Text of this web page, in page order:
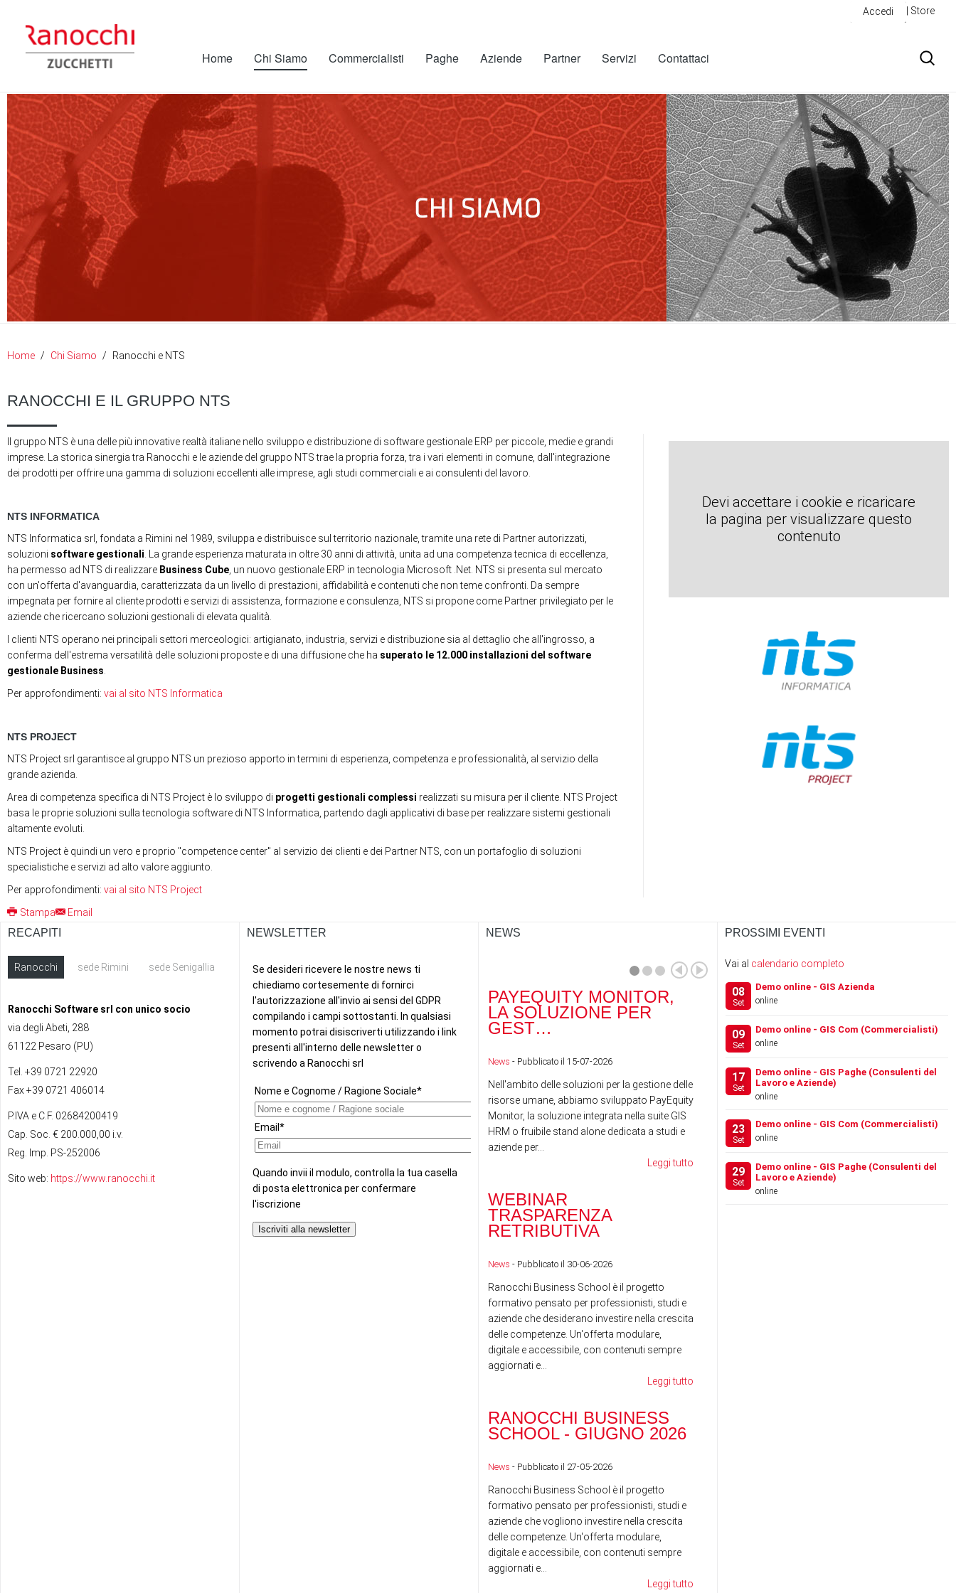
Accedi | Store
Home Chi Siamo Commercialisti Paghe Aziende Partner Servizi Contattaci
Home Chi Siamo Ranocchi e NTS
RANOCCHI E IL GRUPPO NTS
Il gruppo NTS è una delle più innovative realtà italiane nello sviluppo e distribuzione di software gestionale ERP per piccole, medie e grandi
imprese. La storica sinergia tra Ranocchi e le aziende del gruppo NTS trae la propria forza, tra i vari elementi in comune, dall'integrazione
dei prodotti per offrire una gamma di soluzioni eccellenti alle imprese, agli studi commerciali e ai consulenti del lavoro.
NTS INFORMATICA
NTS Informatica srl, fondata a Rimini nel 1989, sviluppa e distribuisce sul territorio nazionale, tramite una rete di Partner autorizzati,
soluzioni software gestionali . La grande esperienza maturata in oltre 30 anni di attività, unita ad una competenza tecnica di eccellenza,
ha permesso ad NTS di realizzare Business Cube , un nuovo gestionale ERP in tecnologia Microsoft .Net. NTS si presenta sul mercato
con un'offerta d'avanguardia, caratterizzata da un livello di prestazioni, affidabilità e contenuti che non teme confronti. Da sempre
impegnata per fornire al cliente prodotti e servizi di assistenza, formazione e consulenza, NTS si propone come Partner privilegiato per le
aziende che ricercano soluzioni gestionali di elevata qualità.
I clienti NTS operano nei principali settori merceologici: artigianato, industria, servizi e distribuzione sia al dettaglio che all'ingrosso, a
conferma dell'estrema versatilità delle soluzioni proposte e di una diffusione che ha superato le 12.000 installazioni del software
gestionale Business
Per approfondimenti: vai al sito NTS Informatica
NTS PROJECT
NTS Project srl garantisce al gruppo NTS un prezioso apporto in termini di esperienza, competenza e professionalità, al servizio della
grande azienda.
Area di competenza specifica di NTS Project è lo sviluppo di progetti gestionali complessi realizzati su misura per il cliente. NTS Project
basa le proprie soluzioni sulla tecnologia software di NTS Informatica, partendo dagli applicativi di base per realizzare sistemi gestionali
altamente evoluti.
NTS Project è quindi un vero e proprio "competence center" al servizio dei clienti e dei Partner NTS, con un portafoglio di soluzioni
specialistiche e servizi ad alto valore aggiunto.
Per approfondimenti: vai al sito NTS Project
Devi accettare i cookie e ricaricare
la pagina per visualizzare questo
contenuto
Stampa Email
RECAPITI
Ranocchi sede Rimini sede Senigallia
Ranocchi Software srl con unico socio
via degli Abeti, 288
61122 Pesaro (PU)
Tel. +39 0721 22920
Fax +39 0721 406014
P.IVA e C.F. 02684200419
Cap. Soc. € 200.000,00 i.v.
Reg. Imp. PS-252006
Sito web: https://www.ranocchi.it
NEWSLETTER NEWS
PAYEQUITY MONITOR,
LA SOLUZIONE PER
GEST…
News - Pubblicato il 15-07-2026
Nell'ambito delle soluzioni per la gestione delle
risorse umane, abbiamo sviluppato PayEquity
Monitor, la soluzione integrata nella suite GIS
HRM o fruibile stand alone dedicata a studi e
aziende per...
Leggi tutto
WEBINAR
TRASPARENZA
RETRIBUTIVA
News - Pubblicato il 30-06-2026
Ranocchi Business School è il progetto
formativo pensato per professionisti, studi e
aziende che desiderano investire nella crescita
delle competenze. Un'offerta modulare,
digitale e accessibile, con contenuti sempre
aggiornati e...
Leggi tutto
RANOCCHI BUSINESS
SCHOOL - GIUGNO 2026
News - Pubblicato il 27-05-2026
Ranocchi Business School è il progetto
formativo pensato per professionisti, studi e
aziende che vogliono investire nella crescita
delle competenze. Un'offerta modulare,
digitale e accessibile, con contenuti sempre
aggiornati e...
Leggi tutto
RANOCCHI SOFTWARE
ACQUISISCE IL 100% DI
FESTIVAL DEL LAVORO
PROSSIMI EVENTI
Vai al calendario completo
08
Set
Demo online - GIS Azienda
online
09
Set
Demo online - GIS Com (Commercialisti)
online
17
Set
Demo online - GIS Paghe (Consulenti del
Lavoro e Aziende)
online
23
Set
Demo online - GIS Com (Commercialisti)
online
29
Set
Demo online - GIS Paghe (Consulenti del
Lavoro e Aziende)
online